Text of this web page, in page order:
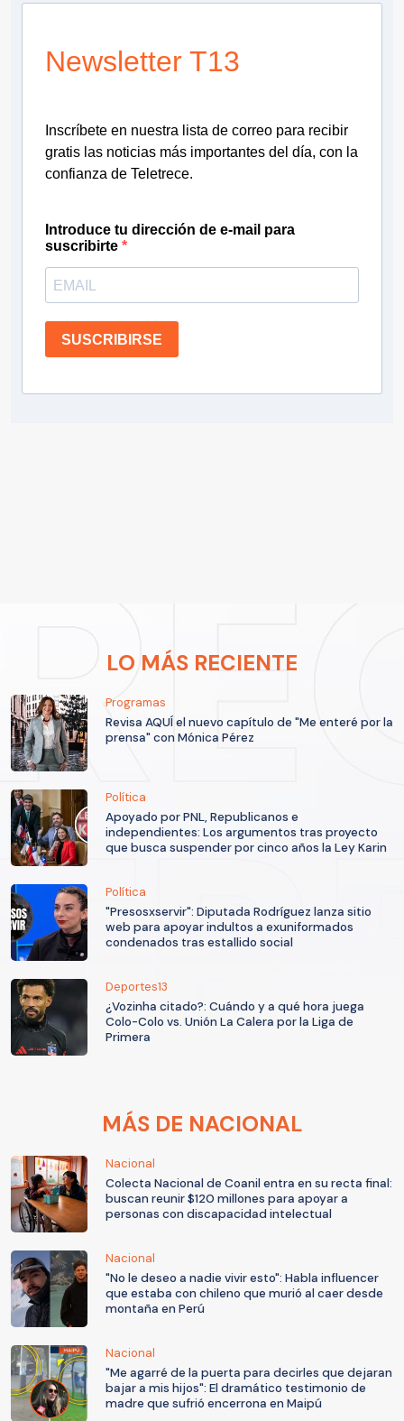
Newsletter T13
Inscríbete en nuestra lista de correo para recibir
gratis las noticias más importantes del día, con la
confianza de Teletrece.
Introduce tu dirección de e-mail para
suscribirte
SUSCRIBIRSE
LO MÁS RECIENTE
Programas
Revisa AQUÍ el nuevo capítulo de "Me enteré por la
prensa" con Mónica Pérez
Política
Apoyado por PNL, Republicanos e
independientes: Los argumentos tras proyecto
que busca suspender por cinco años la Ley Karin
Política
"Presosxservir": Diputada Rodríguez lanza sitio
web para apoyar indultos a exuniformados
condenados tras estallido social
Deportes13
¿Vozinha citado?: Cuándo y a qué hora juega
Colo-Colo vs. Unión La Calera por la Liga de
Primera
MÁS DE NACIONAL
Nacional
Colecta Nacional de Coanil entra en su recta final:
buscan reunir $120 millones para apoyar a
personas con discapacidad intelectual
Nacional
"No le deseo a nadie vivir esto": Habla influencer
que estaba con chileno que murió al caer desde
montaña en Perú
Nacional
"Me agarré de la puerta para decirles que dejaran
bajar a mis hijos": El dramático testimonio de
madre que sufrió encerrona en Maipú